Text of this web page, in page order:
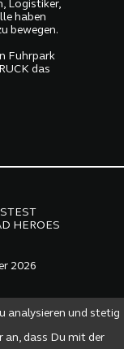
analysieren und stetig
an, dass Du mit der
Logistiker,
haben
bewegen.
Fuhrpark
das
TEST
HEROES
2026